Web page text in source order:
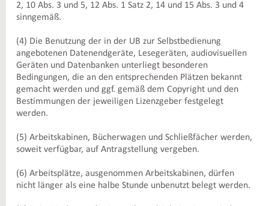
2, 10 Abs. 3 und 5, 12 Abs. 1 Satz 2, 14 und 15 Abs. 3 und 4
sinngemäß.
(4) Die Benutzung der in der UB zur Selbstbedienung
angebotenen Datenendgeräte, Lesegeräten, audiovisuellen
Geräten und Datenbanken unterliegt besonderen
Bedingungen, die an den entsprechenden Plätzen bekannt
gemacht werden und ggf. gemäß dem Copyright und den
Bestimmungen der jeweiligen Lizenzgeber festgelegt
werden.
(5) Arbeitskabinen, Bücherwagen und Schließfächer werden,
soweit verfügbar, auf Antragstellung vergeben.
(6) Arbeitsplätze, ausgenommen Arbeitskabinen, dürfen
nicht länger als eine halbe Stunde unbenutzt belegt werden.